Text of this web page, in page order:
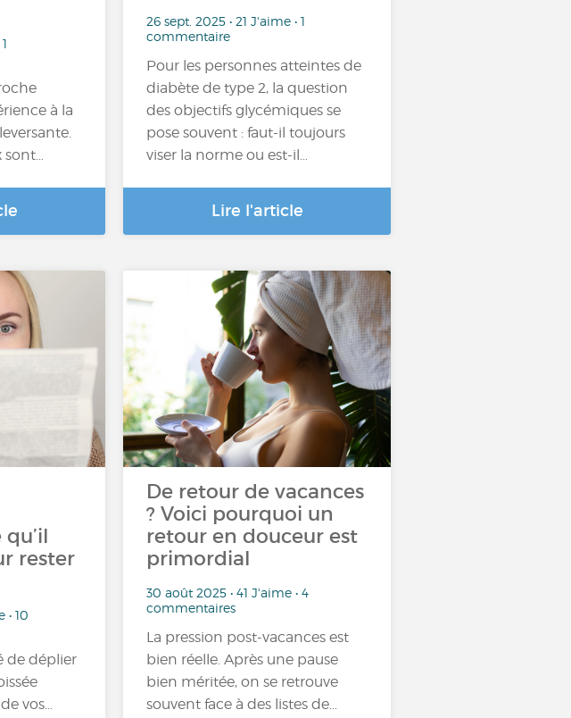
à la
26 sept. 2025 • 21 J'aime • 1
commentaire
Pour les personnes atteintes de
diabète de type 2, la question
des objectifs glycémiques se
pose souvent : faut-il toujours
viser la norme ou est-il…
Lire l'article
rester
• 10
de déplier
vos…
De retour de vacances
? Voici pourquoi un
retour en douceur est
primordial
30 août 2025 • 41 J'aime • 4
commentaires
La pression post-vacances est
bien réelle. Après une pause
bien méritée, on se retrouve
souvent face à des listes de…